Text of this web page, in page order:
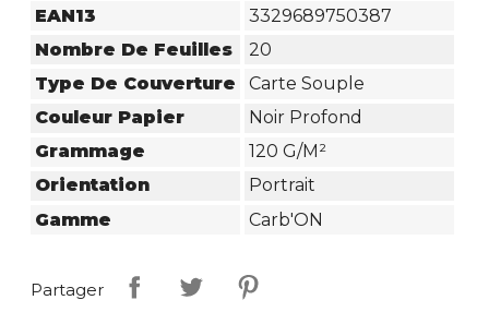
EAN13
3329689750387
Nombre De Feuilles
20
Type De Couverture
Carte Souple
Couleur Papier
Noir Profond
Grammage
120 G/m²
Orientation
Portrait
Gamme
Carb'ON
Partager